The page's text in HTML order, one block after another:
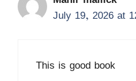
July 19, 2026 at
This is good book